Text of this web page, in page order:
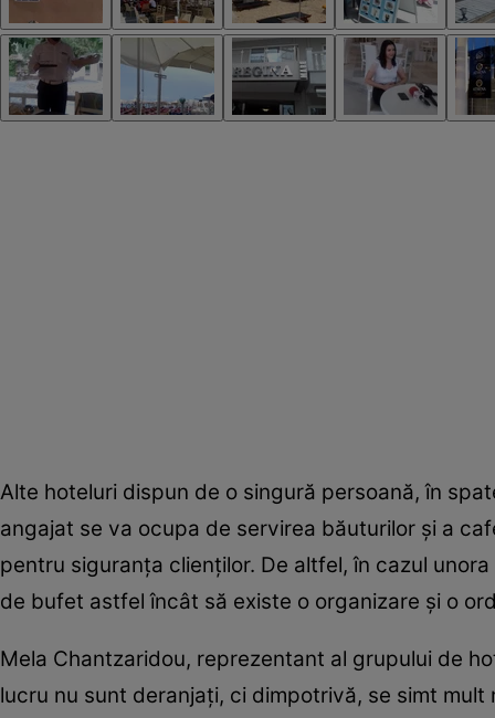
Alte hoteluri dispun de o singură persoană, în
angajat se va ocupa de servirea băuturilor şi a
pentru siguranţa clienţilor. De altfel, în cazul
de bufet astfel încât să existe o organizare şi o
Mela Chantzaridou, reprezentant al grupului de
lucru nu sunt deranjaţi, ci dimpotrivă, se simt